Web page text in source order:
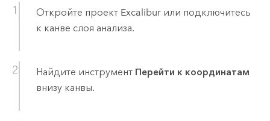
Откройте проект Excaliburили подключитесь
к канве слоя анализа.
Найдите инструмент Перейти к координатам
внизу канвы.